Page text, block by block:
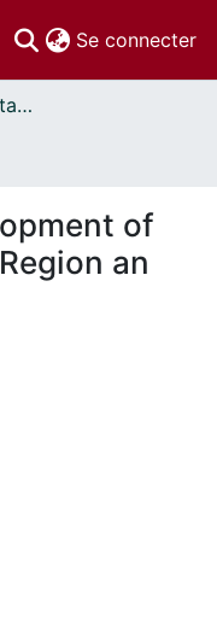
Se connecter
Thèses uOttawa // uOttawa Theses
of
an